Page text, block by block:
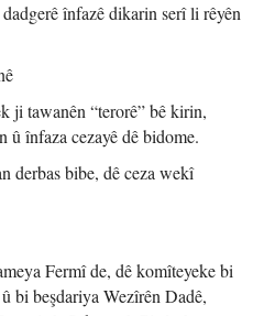
înfazê dikarin serî li rêyên
ji tawanên “terorê” bê kirin,
û înfaza cezayê dê bidome.
derbas bibe, dê ceza wekî
Fermî de, dê komîteyeke bi
bi beşdariya Wezîrên Dadê,